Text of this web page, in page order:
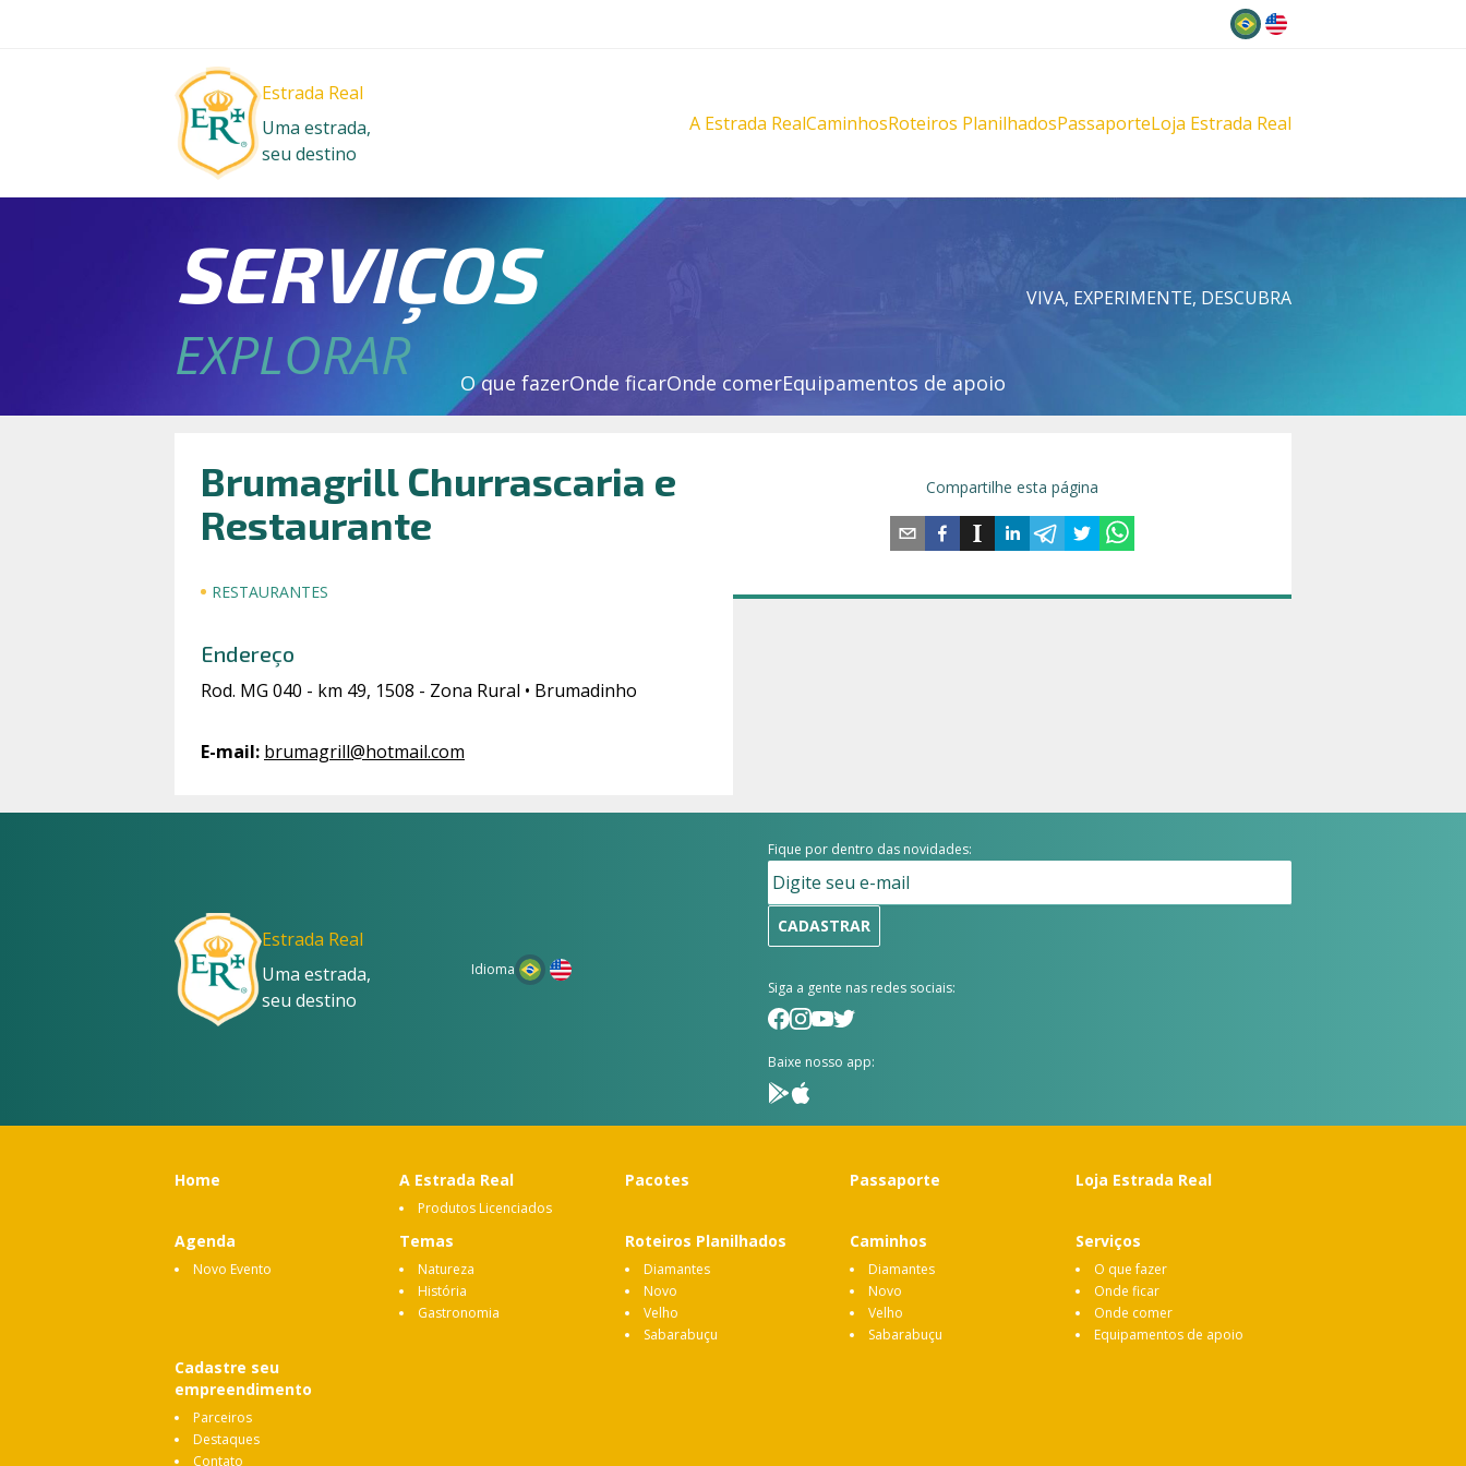
Estrada Real
Uma estrada,
seu destino
A Estrada RealCaminhosRoteiros PlanilhadosPassaporteLoja Estrada Real
SERVIÇOS VIVA, EXPERIMENTE, DESCUBRA
EXPLORAR O que fazerOnde ficarOnde comerEquipamentos de apoio
Brumagrill Churrascaria e
Restaurante
RESTAURANTES
Endereço
Rod. MG 040 - km 49, 1508 - Zona Rural • Brumadinho
E-mail: brumagrill@hotmail.com
Compartilhe esta página
Estrada Real
Uma estrada,
seu destino
Idioma
Fique por dentro das novidades:
CADASTRAR
Siga a gente nas redes sociais:
Baixe nosso app:
Home A Estrada Real
Produtos Licenciados
Pacotes Passaporte Loja Estrada Real
Agenda
Novo Evento
Temas
Natureza
História
Gastronomia
Roteiros Planilhados
Diamantes
Novo
Velho
Sabarabuçu
Caminhos
Diamantes
Novo
Velho
Sabarabuçu
Serviços
O que fazer
Onde ficar
Onde comer
Equipamentos de apoio
Cadastre seu
empreendimento
Parceiros
Destaques
Contato